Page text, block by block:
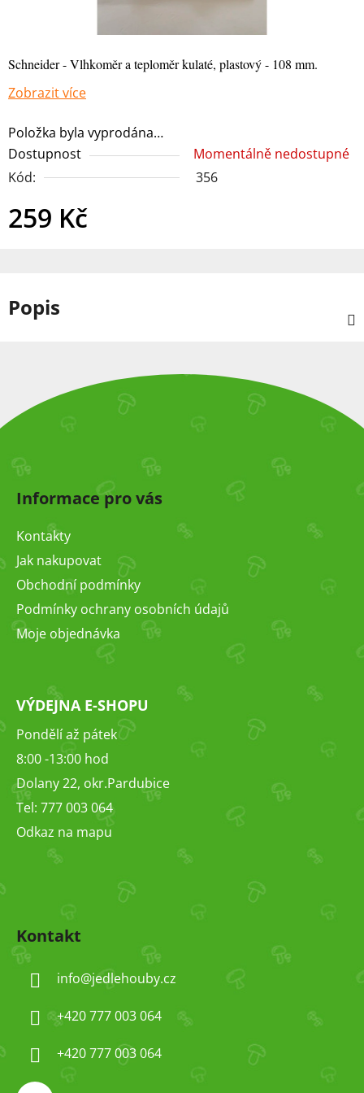
Schneider - Vlhkoměr a teploměr kulaté, plastový - 108 mm.
Zobrazit více
Položka byla vyprodána…
Dostupnost
Momentálně nedostupné
Kód:
356
259 Kč
Popis
í
Informace pro vás
Kontakty
Jak nakupovat
Obchodní podmínky
Podmínky ochrany osobních údajů
Moje objednávka
VÝDEJNA E-SHOPU
Pondělí až pátek
8:00 -13:00 hod
Dolany 22, okr.Pardubice
Tel: 777 003 064
Odkaz na mapu
Kontakt
info@jedlehouby.cz
+420 777 003 064
+420 777 003 064